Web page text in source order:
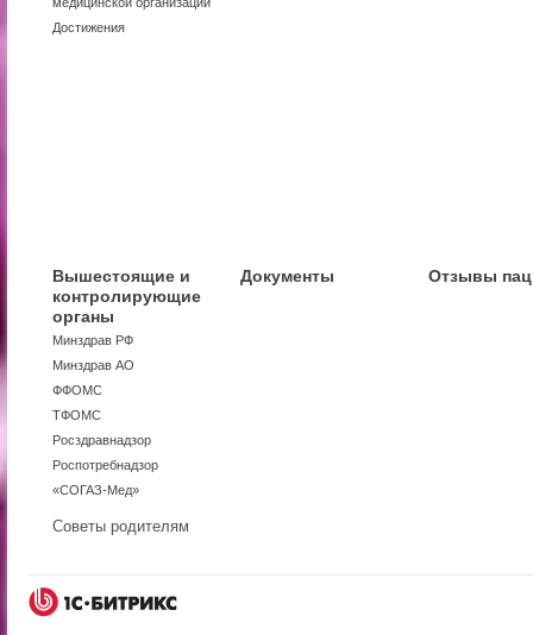
Достижения
Вышестоящие и
контролирующие
органы
Минздрав РФ
Минздрав АО
ФФОМС
ТФОМС
Росздравнадзор
Роспотребнадзор
«СОГАЗ-Мед»
Документы Отзывы
Советы родителям